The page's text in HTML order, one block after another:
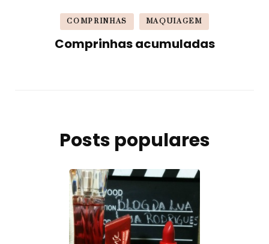
COMPRINHAS MAQUIAGEM
Comprinhas acumuladas
Posts populares